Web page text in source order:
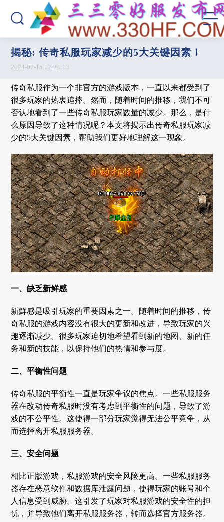
揭秘: 传奇私服玩家减少的5大关键因素！
2024-07-15 12:24:13
传奇私服作为一个非官方的游戏版本，一直以来都受到了
很多玩家的热衷追捧。然而，随着时间的推移，我们不可
否认地看到了一些传奇私服玩家数量的减少。那么，是什
么原因导致了这种情况呢？本文将揭示出传奇私服玩家减
少的5大关键因素，帮助我们更好地理解这一现象。
一、缺乏新鲜感
新鮮感是吸引玩家的重要因素之一。随着时间的推移，传
奇私服的游戏内容没有很大的更新和改进，导致玩家的兴
趣逐渐减少。很多玩家迫切地希望看到新的地图、新的任
务和新的技能，以保持他们的热情和参与度。
二、平衡性问题
传奇私服的平衡性一直是玩家争议的焦点。一些私服服务
器在改动传奇私服时没有考虑到平衡性的问题，导致了游
戏的不公平性。这使得一部分玩家觉得无法公平竞争，从
而选择离开私服服务器。
三、安全问题
相比正版游戏，私服游戏的安全风险更高。一些私服服务
器存在恶意软件和数据库泄露问题，使得玩家的账号和个
人信息受到威胁。这引发了玩家对私服游戏的安全性的担
忧，并导致他们离开私服服务器，转而选择官方服务器。